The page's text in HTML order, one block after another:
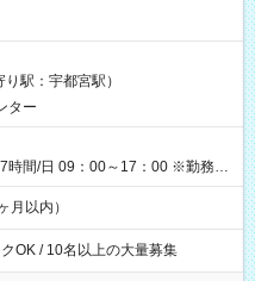
即給（前払い）オプションあ
から1週間ほどで給与の一部を受け
17:30（休憩1時間） 時給1,300円
費 ※当日の役割により時給＋100
～13:30（休憩なし） 時給1,300
収8,400円＋交通費 【試用期
駅：宇都宮駅）
ター
時間/日 09：00～17：00 ※勤務時
。
月以内）
OK / 10名以上の大量募集